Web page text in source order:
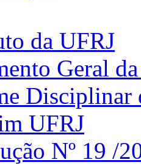
da UFRJ
Geral
Disciplinar
UFRJ
Nº 19 /